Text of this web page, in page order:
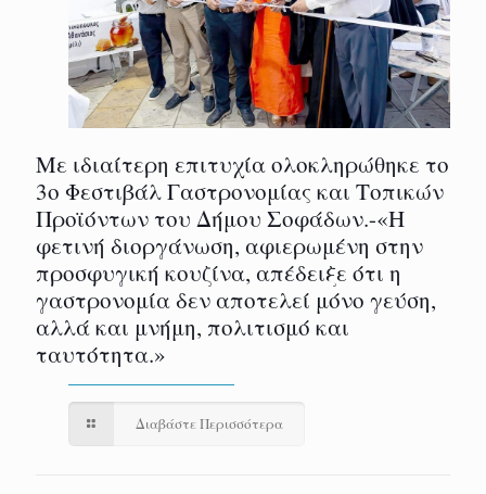
Με ιδιαίτερη επιτυχία ολοκληρώθηκε το
3ο Φεστιβάλ Γαστρονομίας και Τοπικών
Προϊόντων του Δήμου Σοφάδων.-«Η
φετινή διοργάνωση, αφιερωμένη στην
προσφυγική κουζίνα, απέδειξε ότι η
γαστρονομία δεν αποτελεί μόνο γεύση,
αλλά και μνήμη, πολιτισμό και
ταυτότητα.»
Διαβάστε Περισσότερα